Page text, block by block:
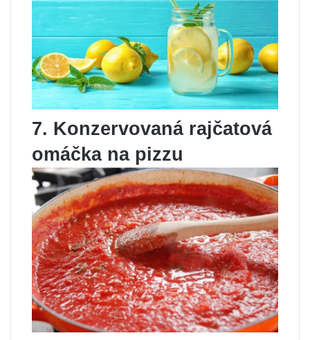
7. Konzervovaná rajčatová
omáčka na pizzu